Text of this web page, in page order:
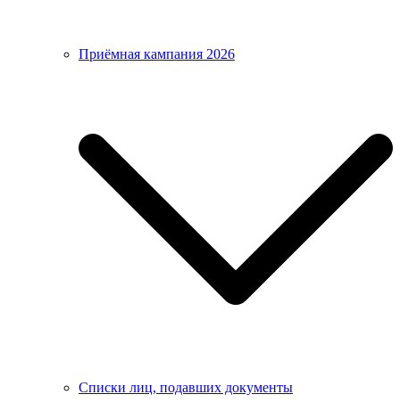
Приёмная кампания 2026
Списки лиц, подавших документы